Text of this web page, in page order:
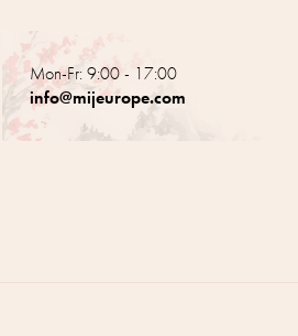
Mon-Fr: 9:00 - 17:00
info@mijeurope.com